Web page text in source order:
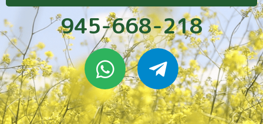
945-668-218